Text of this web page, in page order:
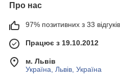
Про нас
97% позитивних з 33
Працює з 19.10.2012
м. Львів
Україна, Львів, Україна